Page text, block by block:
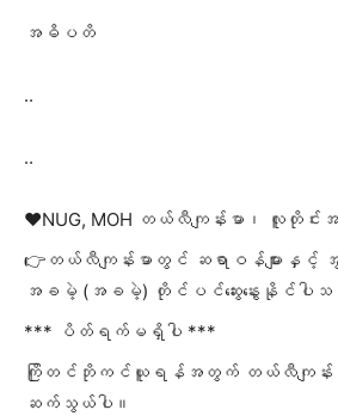
‎အဓိပတိ
..
..
❤️NUG, MOH တယ်လီကျန်းမာ၊ လူတိုင်
👉တယ်လီကျန်းမာတွင် ဆရာဝန်များ
အခမဲ့ (အခမဲ့) တိုင်ပင်ဆွေးနွေးနိုင်ပါ
*** ပိတ်ရက်မရှိပါ ***
ကြိုတင်ဘိုကင်ယူရန်အတွက် တယ်လီကျန်းမာ
ဆက်သွယ်ပါ။